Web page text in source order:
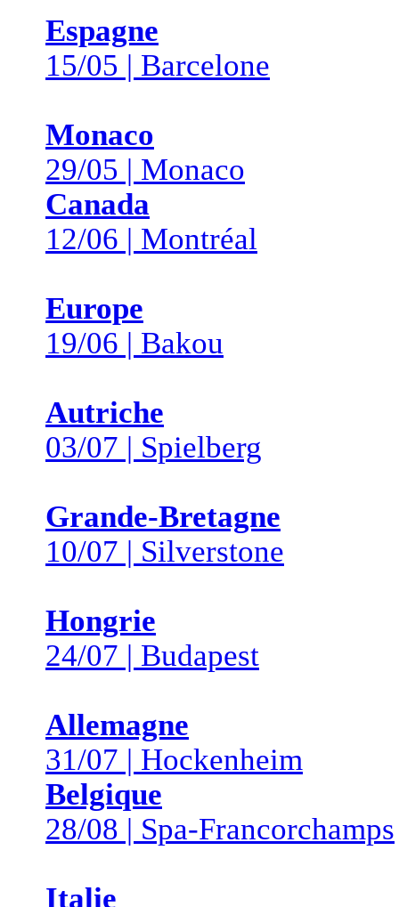
Espagne
15/05 | Barcelone
Monaco
29/05 | Monaco
Canada
12/06 | Montréal
Europe
19/06 | Bakou
Autriche
03/07 | Spielberg
Grande-Bretagne
10/07 | Silverstone
Hongrie
24/07 | Budapest
Allemagne
31/07 | Hockenheim
Belgique
28/08 | Spa-Francorchamps
Italie